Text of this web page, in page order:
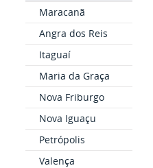
Maracanã
Angra dos Reis
Itaguaí
Maria da Graça
Nova Friburgo
Nova Iguaçu
Petrópolis
Valença